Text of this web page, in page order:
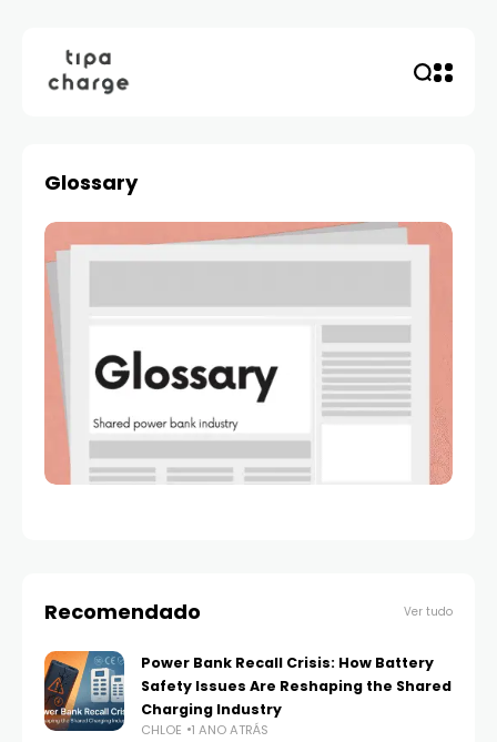
Glossary
Recomendado Ver tudo
Power Bank Recall Crisis: How Battery
Safety Issues Are Reshaping the Shared
Charging Industry
CHLOE 1 ANO ATRÁS